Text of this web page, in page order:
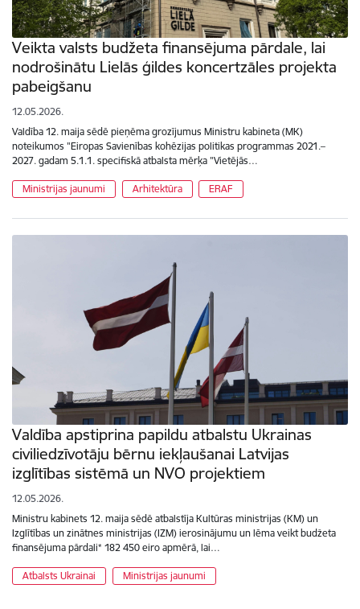
Veikta valsts budžeta finansējuma pārdale, lai
nodrošinātu Lielās ģildes koncertzāles projekta
pabeigšanu
12.05.2026.
Valdība 12. maija sēdē pieņēma grozījumus Ministru kabineta (MK)
noteikumos "Eiropas Savienības kohēzijas politikas programmas 2021.–
2027. gadam 5.1.1. specifiskā atbalsta mērķa "Vietējās…
Ministrijas jaunumi Arhitektūra ERAF
Valdība apstiprina papildu atbalstu Ukrainas
civiliedzīvotāju bērnu iekļaušanai Latvijas
izglītības sistēmā un NVO projektiem
12.05.2026.
Ministru kabinets 12. maija sēdē atbalstīja Kultūras ministrijas (KM) un
Izglītības un zinātnes ministrijas (IZM) ierosinājumu un lēma veikt budžeta
finansējuma pārdali* 182 450 eiro apmērā, lai…
Atbalsts Ukrainai Ministrijas jaunumi